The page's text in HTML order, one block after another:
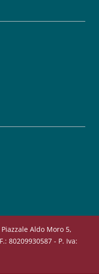
Aldo Moro 5,
80209930587 - P. Iva: